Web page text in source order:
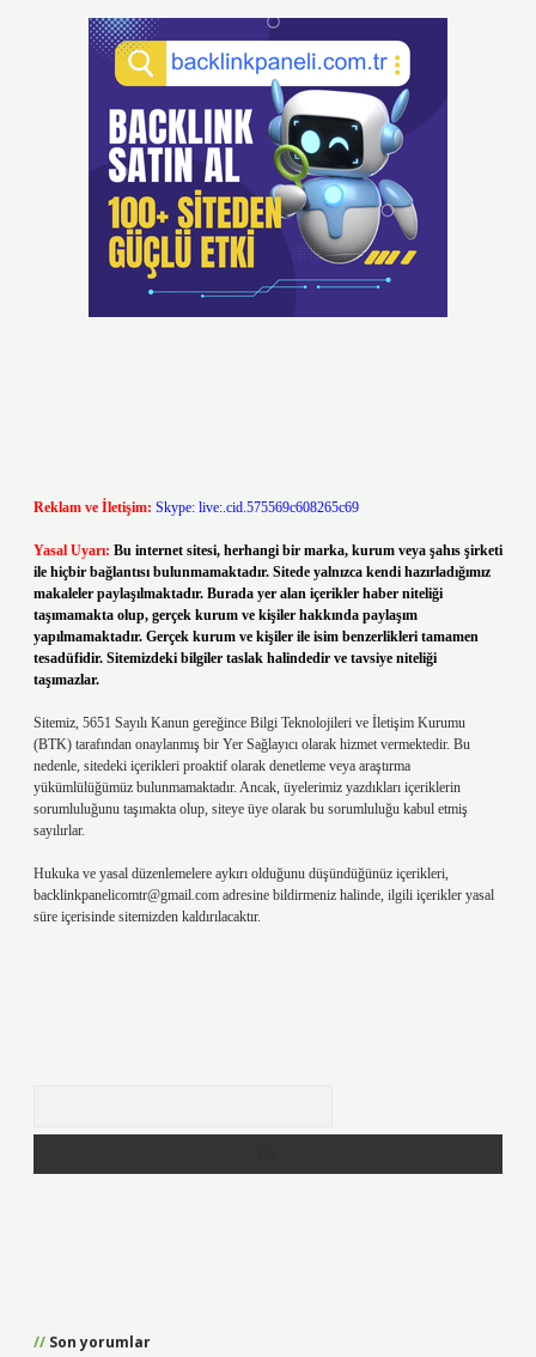
Reklam ve İletişim: Skype: live:.cid.575569c608265c69
Yasal Uyarı: Bu internet sitesi, herhangi bir marka, kurum veya şahıs şirketi
ile hiçbir bağlantısı bulunmamaktadır. Sitede yalnızca kendi hazırladığımız
makaleler paylaşılmaktadır. Burada yer alan içerikler haber niteliği
taşımamakta olup, gerçek kurum ve kişiler hakkında paylaşım
yapılmamaktadır. Gerçek kurum ve kişiler ile isim benzerlikleri tamamen
tesadüfidir. Sitemizdeki bilgiler taslak halindedir ve tavsiye niteliği
taşımazlar.
Sitemiz, 5651 Sayılı Kanun gereğince Bilgi Teknolojileri ve İletişim Kurumu
(BTK) tarafından onaylanmış bir Yer Sağlayıcı olarak hizmet vermektedir. Bu
nedenle, sitedeki içerikleri proaktif olarak denetleme veya araştırma
yükümlülüğümüz bulunmamaktadır. Ancak, üyelerimiz yazdıkları içeriklerin
sorumluluğunu taşımakta olup, siteye üye olarak bu sorumluluğu kabul etmiş
sayılırlar.
Hukuka ve yasal düzenlemelere aykırı olduğunu düşündüğünüz içerikleri,
backlinkpanelicomtr@gmail.com adresine bildirmeniz halinde, ilgili içerikler yasal
süre içerisinde sitemizden kaldırılacaktır.
Son yorumlar